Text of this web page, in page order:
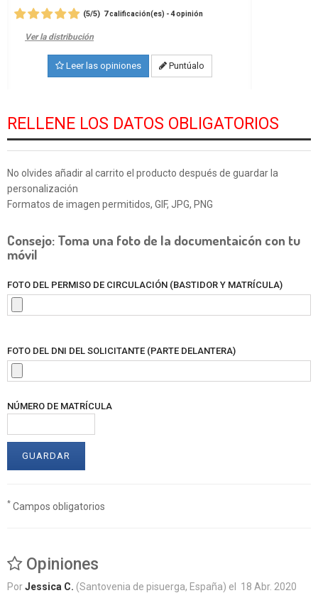
(5/5) 7calificación(es) -4opinión
Ver la distribución
Leer las opiniones Puntúalo
RELLENE LOS DATOS OBLIGATORIOS
No olvides añadir al carrito el producto después de guardar la
personalización
Formatos de imagen permitidos, GIF, JPG, PNG
Consejo: Toma una foto de la documentaicón con tu
móvil
FOTO DEL PERMISO DE CIRCULACIÓN (BASTIDOR Y MATRÍCULA)
FOTO DEL DNI DEL SOLICITANTE (PARTE DELANTERA)
NÚMERO DE MATRÍCULA
GUARDAR
* Campos obligatorios
Opiniones
PorJessica C. (Santovenia de pisuerga, España) el 18 Abr. 2020